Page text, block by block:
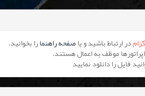
در ارتباط باشید و یاصفحه راهنمارا بخوانید.